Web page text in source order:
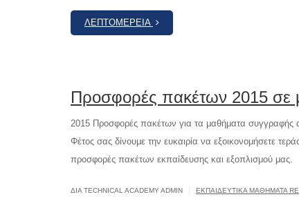
ΛΕΠΤΟΜΈΡΕΙΑ
Προσφορές πακέτων 2015 σε
2015 Προσφορές πακέτων για τα μαθήματα συγγραφής
Φέτος σας δίνουμε την ευκαιρία να εξοικονομήσετε
προσφορές πακέτων εκπαίδευσης και εξοπλισμού μας.
ΔΙΆ TECHNICAL ACADEMY ADMIN ΕΚΠΑΙΔΕΥΤΙΚΆ ΜΑΘΉΜΑΤΑ